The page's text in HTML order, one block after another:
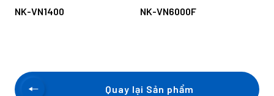
NK-VN1400 NK-VN6000F
Quay lại Sản phẩm